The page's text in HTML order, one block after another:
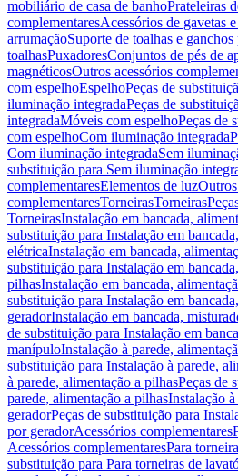
mobiliário de casa de banhoPrateleiras
complementaresAcessórios de gavetas
arrumaçãoSuporte de toalhas e ganchos
toalhasPuxadoresConjuntos de pés de
magnéticosOutros acessórios
com espelhoEspelhoPeças de
iluminação integradaPeças de
integradaMóveis com espelhoPeças de
com espelhoCom iluminação integrada
Com iluminação integradaSem
substituição para Sem iluminação
complementaresElementos de luz
complementaresTorneirasTorneiras
TorneirasInstalação em bancada,
substituição para Instalação em
elétricaInstalação em bancada,
substituição para Instalação em
pilhasInstalação em bancada,
substituição para Instalação em
geradorInstalação em bancada,
de substituição para Instalação em
manípuloInstalação à parede,
substituição para Instalação à parede,
à parede, alimentação a pilhasPeças de
parede, alimentação a pilhasInstalação
geradorPeças de substituição para
por geradorAcessórios complementares
Acessórios complementaresPara
substituição para Para torneiras de